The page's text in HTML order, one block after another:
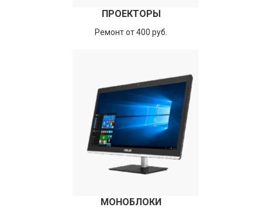
ПРОЕКТОРЫ
Ремонт от 400 руб.
МОНОБЛОКИ